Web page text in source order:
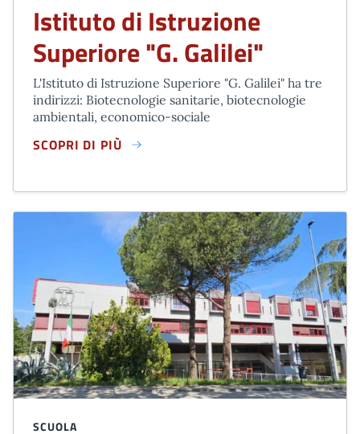
Istituto di Istruzione
Superiore "G. Galilei"
L'Istituto di Istruzione Superiore "G. Galilei" ha tre
indirizzi: Biotecnologie sanitarie, biotecnologie
ambientali, economico-sociale
SCOPRI DI PIÙ
ISTITUTO DI ISTRUZIONE SUPERIORE "G. GALILEI"
SCUOLA